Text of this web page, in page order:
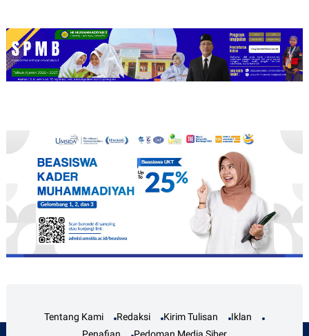
Tentang Kami Redaksi Kirim Tulisan
Iklan